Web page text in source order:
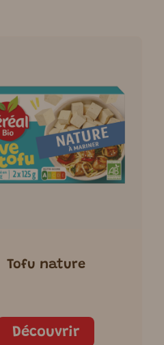
Tofu nature
Découvrir